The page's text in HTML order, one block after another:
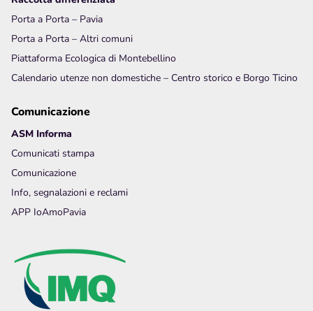
Porta a Porta – Pavia
Porta a Porta – Altri comuni
Piattaforma Ecologica di Montebellino
Calendario utenze non domestiche – Centro storico e Borgo Ticino
Comunicazione
ASM Informa
Comunicati stampa
Comunicazione
Info, segnalazioni e reclami
APP IoAmoPavia